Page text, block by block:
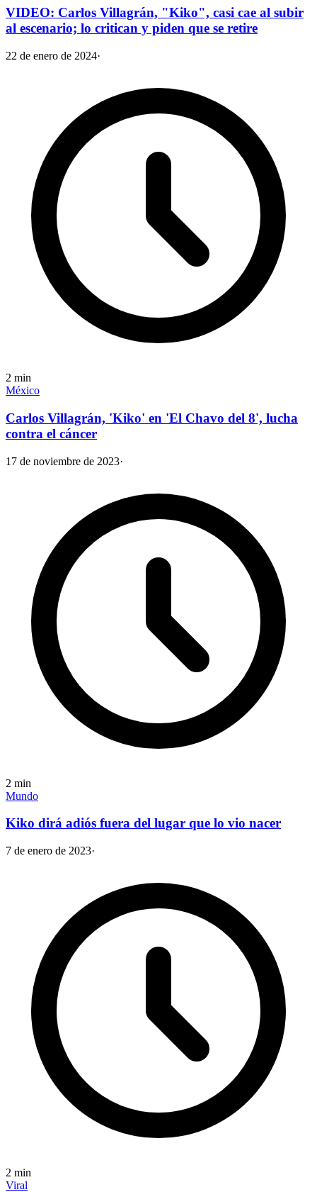
VIDEO: Carlos Villagrán, "Kiko", casi cae al subir
al escenario; lo critican y piden que se retire
22 de enero de 2024·
2 min
México
Carlos Villagrán, 'Kiko' en 'El Chavo del 8', lucha
contra el cáncer
17 de noviembre de 2023·
2 min
Mundo
Kiko dirá adiós fuera del lugar que lo vio nacer
7 de enero de 2023·
2 min
Viral